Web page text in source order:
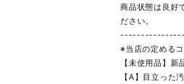
商品状態は良好
ださい。
※当店の定める
【未使用品】
【A】目立った